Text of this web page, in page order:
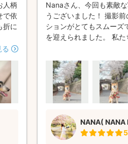
人柄
で依
折に
Nanaさん、今回も素敵
うございました！ 撮影
ションがとてもスムーズ
を迎えられました。 私
話していましたが、当
みました。 撮影では細
慮を感じながら進めてい
たちと愛犬の雰囲気にと
満足です。 私も愛犬も
の納品スピードも早く、
た。 Nanaさんの温かい
NANA( NANA
5